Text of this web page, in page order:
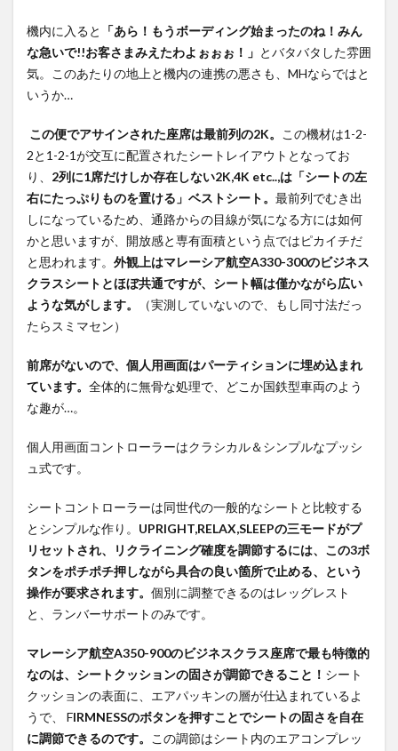
機内に入ると
「あら！もうボーディング始まったのね！みん
な急いで!!お客さまみえたわよぉぉぉ！」 とバタバタした雰囲
気。このあたりの地上と機内の連携の悪さも、MHならではと
いうか…
この便でアサインされた座席は最前列の2K。
この機材は1-2-
2と1-2-1が交互に配置されたシートレイアウトとなってお
り、 2列に1席だけしか存在しない2K,4K etc..,は「シートの左
右にたっぷりものを置ける」ベストシート。 最前列でむき出
しになっているため、通路からの目線が気になる方には如何
かと思いますが、開放感と専有面積という点ではピカイチだ
と思われます。 外観上はマレーシア航空A330-300のビジネス
クラスシートとほぼ共通ですが、シート幅は僅かながら広い
ような気がします。
（実測していないので、もし同寸法だっ
たらスミマセン）
前席がないので、個人用画面はパーティションに埋め込まれ
ています。 全体的に無骨な処理で、どこか国鉄型車両のよう
な趣が…。
個人用画面コントローラーはクラシカル＆シンプルなプッシ
ュ式です。
シートコントローラーは同世代の一般的なシートと比較する
とシンプルな作り。 UPRIGHT,RELAX,SLEEPの三モードがプ
リセットされ、リクライニング確度を調節するには、この3ボ
タンをポチポチ押しながら具合の良い箇所で止める、という
操作が要求されます。 個別に調整できるのはレッグレスト
と、ランバーサポートのみです。
マレーシア航空A350-900のビジネスクラス座席で最も特徴的
なのは、シートクッションの固さが調節できること！ シート
クッションの表面に、エアパッキンの層が仕込まれているよ
うで、 FIRMNESSのボタンを押すことでシートの固さを自在
に調節できるのです。
この調節はシート内のエアコンプレッ